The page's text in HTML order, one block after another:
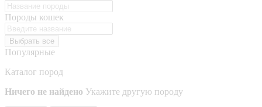
Породы кошек
Выбрать все
Популярные
Каталог пород
Ничего не найдено Укажите другую породу